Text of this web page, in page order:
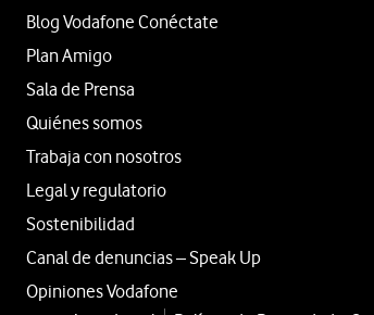
Blog Vodafone Conéctate
Plan Amigo
Sala de Prensa
Quiénes somos
Trabaja con nosotros
Legal y regulatorio
Sostenibilidad
Canal de denuncias – Speak Up
Opiniones Vodafone